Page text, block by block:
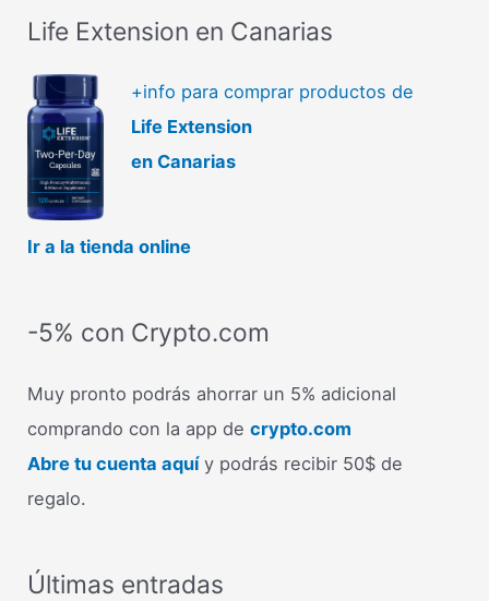
Life Extension en Canarias
+info para comprar productos de
Life Extension
en Canarias
Ir a la tienda online
-5% con Crypto.com
Muy pronto podrás ahorrar un 5% adicional
comprando con la app decrypto.com
Abre tu cuenta aquíy podrás recibir 50$ de
regalo.
Últimas entradas